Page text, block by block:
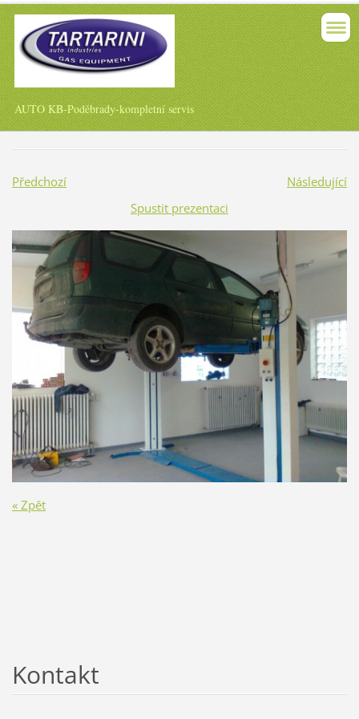
AUTO KB-Poděbrady-kompletní servis
Předchozí
Následující
Spustit prezentaci
« Zpět
Kontakt